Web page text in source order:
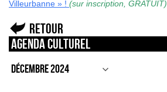
Villeurbanne » ! (sur inscription, GRATUIT)
Retour
Agenda culturel